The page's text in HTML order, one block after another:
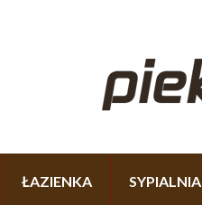
ŁAZIENKA SYPIALNIA